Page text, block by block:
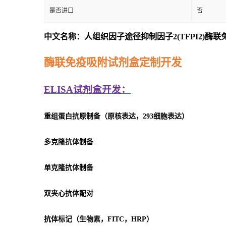
是否进口 否
中文名称：人组织因子途径抑制因子2(TFPI2)酶联
酶联免疫吸附试剂盒定制开发
ELISA试剂盒开发：
重组蛋白抗原制备（原核表达，293细胞表达）
多克隆抗体制备
单克隆抗体制备
双夹心抗体配对
抗体标记（生物素，FITC，HRP）